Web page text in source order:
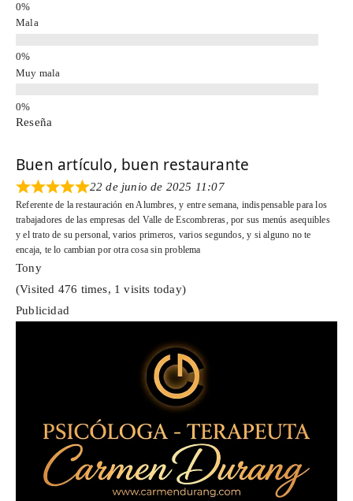
Mala
Muy mala
Reseña
Buen artículo, buen restaurante
22 de junio de 2025 11:07
Referente de la restauración en Alumbres, y entre semana, indispensable para los
trabajadores de las empresas del Valle de Escombreras, por sus menús asequibles
y el trato de su personal, varios primeros, varios segundos, y si alguno no te
encaja, te lo cambian por otra cosa sin problema
Tony
(Visited 476 times, 1 visits today)
Publicidad